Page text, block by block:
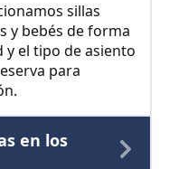
sillas
y bebés de forma
el tipo de asiento
para
en los